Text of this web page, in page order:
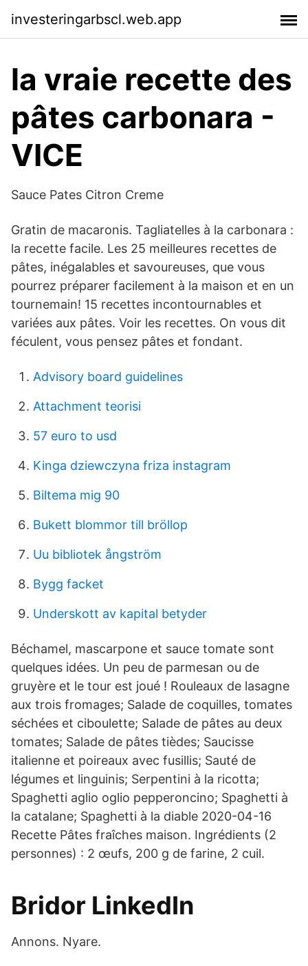
investeringarbscl.web.app
la vraie recette des
pâtes carbonara -
VICE
Sauce Pates Citron Creme
Gratin de macaronis. Tagliatelles à la carbonara :
la recette facile. Les 25 meilleures recettes de
pâtes, inégalables et savoureuses, que vous
pourrez préparer facilement à la maison et en un
tournemain! 15 recettes incontournables et
variées aux pâtes. Voir les recettes. On vous dit
féculent, vous pensez pâtes et fondant.
Advisory board guidelines
Attachment teorisi
57 euro to usd
Kinga dziewczyna friza instagram
Biltema mig 90
Bukett blommor till bröllop
Uu bibliotek ångström
Bygg facket
Underskott av kapital betyder
Béchamel, mascarpone et sauce tomate sont
quelques idées. Un peu de parmesan ou de
gruyère et le tour est joué ! Rouleaux de lasagne
aux trois fromages; Salade de coquilles, tomates
séchées et ciboulette; Salade de pâtes au deux
tomates; Salade de pâtes tièdes; Saucisse
italienne et poireaux avec fusillis; Sauté de
légumes et linguinis; Serpentini à la ricotta;
Spaghetti aglio oglio pepperoncino; Spaghetti à
la catalane; Spaghetti à la diable 2020-04-16
Recette Pâtes fraîches maison. Ingrédients (2
personnes) : 2 œufs, 200 g de farine, 2 cuil.
Bridor LinkedIn
Annons. Nyare.